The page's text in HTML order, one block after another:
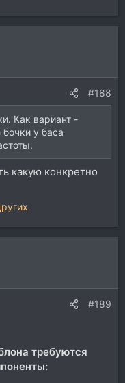
#188
Как вариант -
у баса
какую конкретно
#189
требуются